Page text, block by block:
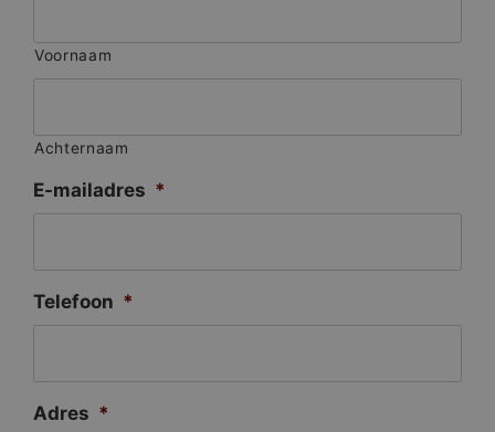
Voornaam
Achternaam
E-mailadres *
Telefoon *
Adres *